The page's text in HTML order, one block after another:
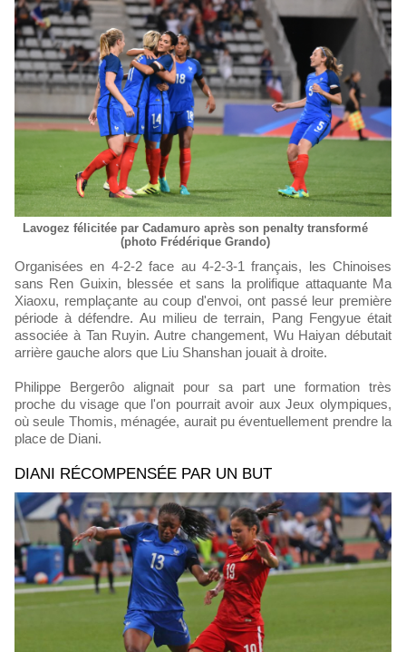
Lavogez félicitée par Cadamuro après son penalty transformé
(photo Frédérique Grando)
Organisées en 4-2-2 face au 4-2-3-1 français, les Chinoises
sans Ren Guixin, blessée et sans la prolifique attaquante Ma
Xiaoxu, remplaçante au coup d'envoi, ont passé leur première
période à défendre. Au milieu de terrain, Pang Fengyue était
associée à Tan Ruyin. Autre changement, Wu Haiyan débutait
arrière gauche alors que Liu Shanshan jouait à droite.
Philippe Bergerôo alignait pour sa part une formation très
proche du visage que l'on pourrait avoir aux Jeux olympiques,
où seule Thomis, ménagée, aurait pu éventuellement prendre la
place de Diani.
DIANI RÉCOMPENSÉE PAR UN BUT